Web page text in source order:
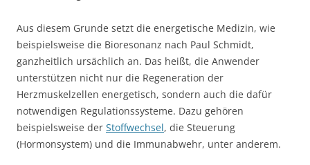
Aus diesem Grunde setzt die energetische Medizin, wie
beispielsweise die Bioresonanz nach Paul Schmidt,
ganzheitlich ursächlich an. Das heißt, die Anwender
unterstützen nicht nur die Regeneration der
Herzmuskelzellen energetisch, sondern auch die dafür
notwendigen Regulationssysteme. Dazu gehören
beispielsweise der Stoffwechsel, die Steuerung
(Hormonsystem) und die Immunabwehr, unter anderem.